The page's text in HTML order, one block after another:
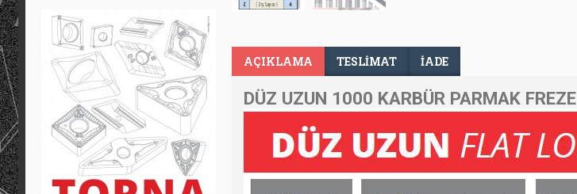
AÇIKLAMA TESLIMAT İADE
DÜZ UZUN 1000 KARBÜR PARMAK FREZE